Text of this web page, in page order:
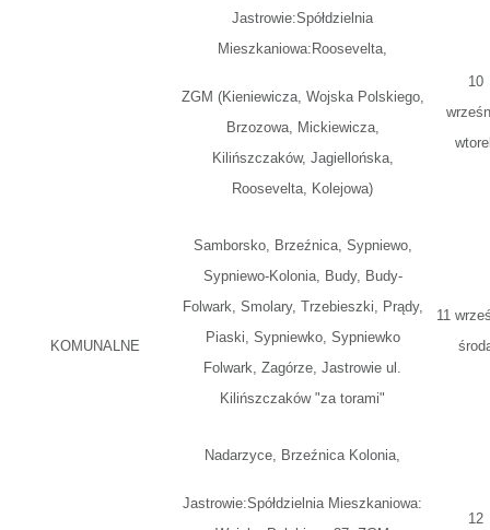
KOMUNALNE
Jastrowie:Spółdzielnia
Mieszkaniowa:Roosevelta,
ZGM (Kieniewicza, Wojska Polskiego,
Brzozowa, Mickiewicza,
Kilińszczaków, Jagiellońska,
Roosevelta, Kolejowa)
10
Samborsko, Brzeźnica, Sypniewo,
Sypniewo-Kolonia, Budy, Budy-
Folwark, Smolary, Trzebieszki, Prądy,
Piaski, Sypniewko, Sypniewko
Folwark, Zagórze, Jastrowie ul.
Kilińszczaków "za torami"
11
Nadarzyce, Brzeźnica Kolonia,
Jastrowie:Spółdzielnia Mieszkaniowa:
12